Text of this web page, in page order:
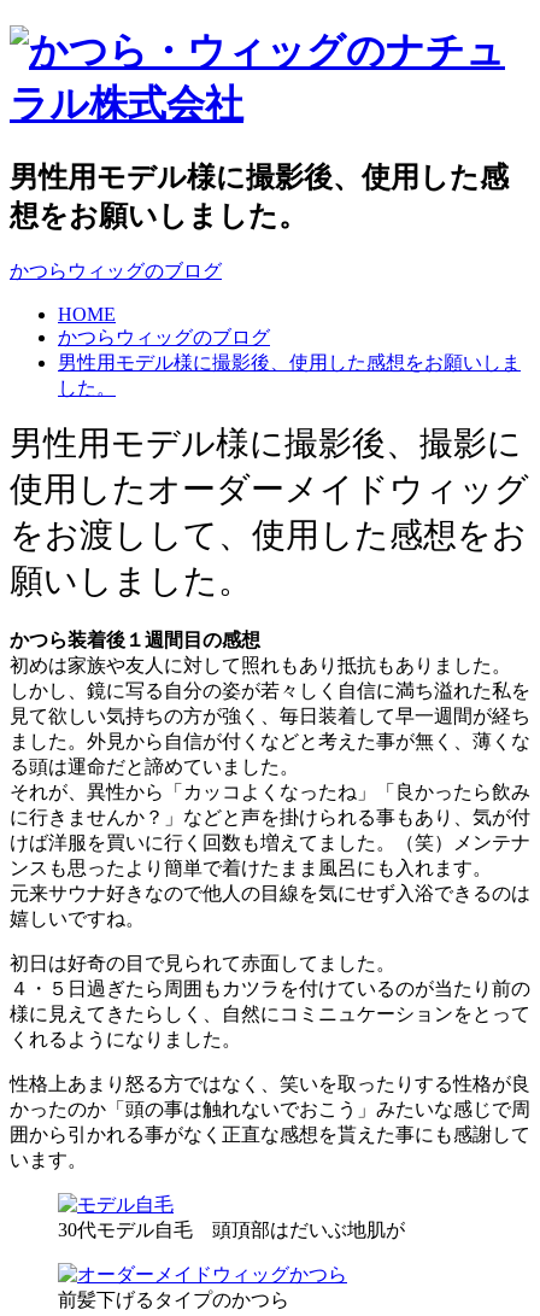
男性用モデル様に撮影後、使用した感
想をお願いしました。
かつらウィッグのブログ
HOME
かつらウィッグのブログ
男性用モデル様に撮影後、使用した感想をお願いしま
した。
男性用モデル様に撮影後、撮影に
使用したオーダーメイドウィッグ
をお渡しして、使用した感想をお
願いしました。
かつら装着後１週間目の感想
初めは家族や友人に対して照れもあり抵抗もありました。
しかし、鏡に写る自分の姿が若々しく自信に満ち溢れた私を
見て欲しい気持ちの方が強く、毎日装着して早一週間が経ち
ました。外見から自信が付くなどと考えた事が無く、薄くな
る頭は運命だと諦めていました。
それが、異性から「カッコよくなったね」「良かったら飲み
に行きませんか？」などと声を掛けられる事もあり、気が付
けば洋服を買いに行く回数も増えてました。（笑）メンテナ
ンスも思ったより簡単で着けたまま風呂にも入れます。
元来サウナ好きなので他人の目線を気にせず入浴できるのは
嬉しいですね。
初日は好奇の目で見られて赤面してました。
４・５日過ぎたら周囲もカツラを付けているのが当たり前の
様に見えてきたらしく、自然にコミニュケーションをとって
くれるようになりました。
性格上あまり怒る方ではなく、笑いを取ったりする性格が良
かったのか「頭の事は触れないでおこう」みたいな感じで周
囲から引かれる事がなく正直な感想を貰えた事にも感謝して
います。
30代モデル自毛 頭頂部はだいぶ地肌が
前髪下げるタイプのかつら